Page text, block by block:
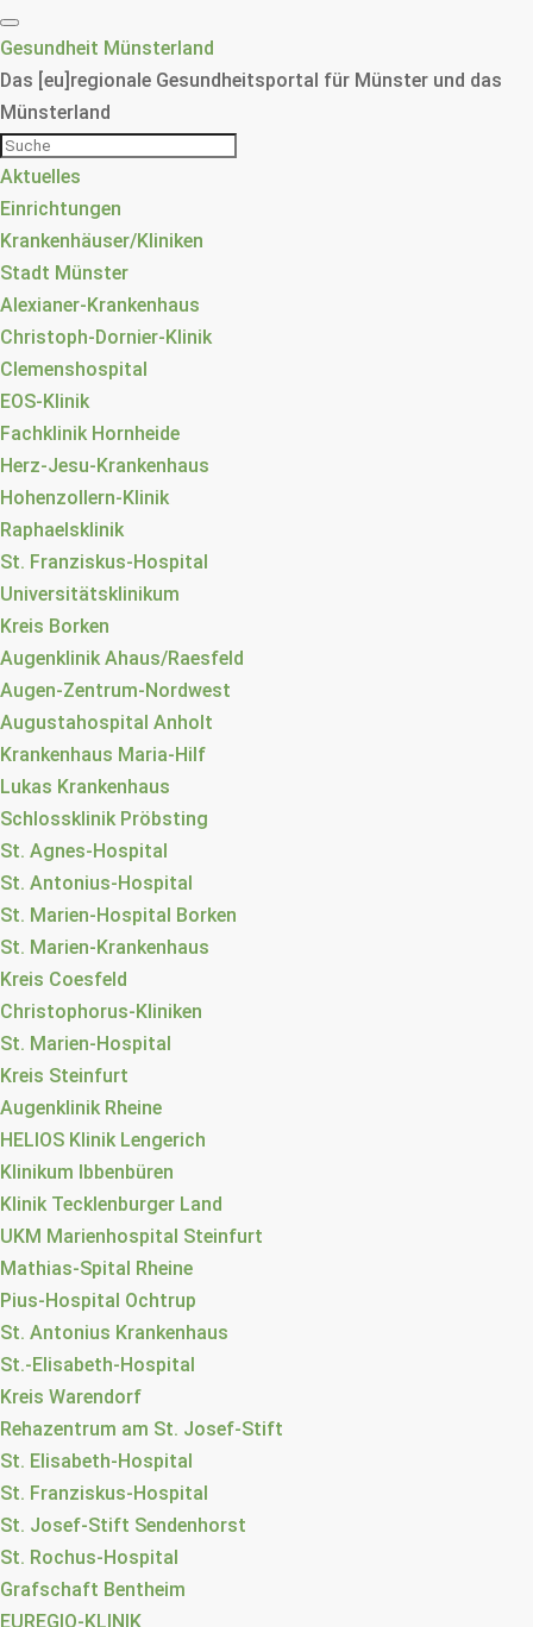
Gesundheit Münsterland
Das [eu]regionale Gesundheitsportal für Münster und das
Münsterland
Aktuelles
Einrichtungen
Krankenhäuser/Kliniken
Stadt Münster
Alexianer-Krankenhaus
Christoph-Dornier-Klinik
Clemenshospital
EOS-Klinik
Fachklinik Hornheide
Herz-Jesu-Krankenhaus
Hohenzollern-Klinik
Raphaelsklinik
St. Franziskus-Hospital
Universitätsklinikum
Kreis Borken
Augenklinik Ahaus/Raesfeld
Augen-Zentrum-Nordwest
Augustahospital Anholt
Krankenhaus Maria-Hilf
Lukas Krankenhaus
Schlossklinik Pröbsting
St. Agnes-Hospital
St. Antonius-Hospital
St. Marien-Hospital Borken
St. Marien-Krankenhaus
Kreis Coesfeld
Christophorus-Kliniken
St. Marien-Hospital
Kreis Steinfurt
Augenklinik Rheine
HELIOS Klinik Lengerich
Klinikum Ibbenbüren
Klinik Tecklenburger Land
UKM Marienhospital Steinfurt
Mathias-Spital Rheine
Pius-Hospital Ochtrup
St. Antonius Krankenhaus
St.-Elisabeth-Hospital
Kreis Warendorf
Rehazentrum am St. Josef-Stift
St. Elisabeth-Hospital
St. Franziskus-Hospital
St. Josef-Stift Sendenhorst
St. Rochus-Hospital
Grafschaft Bentheim
EUREGIO-KLINIK